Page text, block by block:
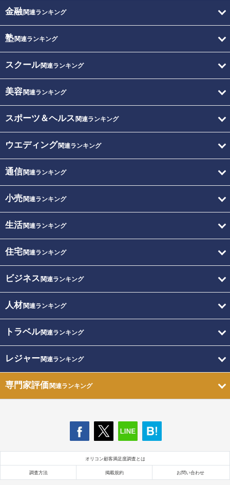
金融関連ランキング
塾関連ランキング
スクール関連ランキング
美容関連ランキング
スポーツ＆ヘルス 関連ランキング
ウエディング関連ランキング
通信関連ランキング
小売関連ランキング
生活関連ランキング
住宅関連ランキング
ビジネス 関連ランキング
人材関連ランキング
トラベル関連ランキング
レジャー関連ランキング
専門家評価関連ランキング
オリコン顧客満足度調査とは
調査方法 掲載規約 お問い合わせ